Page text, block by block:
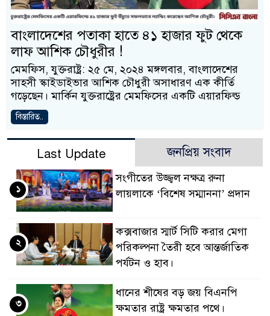
বাংলাদেশের পতাকা হাতে ৪১ হাজার ফুট থেকে
লাফ আশিক চৌধুরীর !
মেমফিস, যুক্তরাষ্ট্র: ২৫ মে, ২০২৪ মঙ্গলবার, বাংলাদেশের
সাহসী স্কাইডাইভার আশিক চৌধুরী অসাধারণ এক কীর্তি
গড়েছেন। মার্কিন যুক্তরাষ্ট্রের মেমফিসের একটি এয়ারফিল্ড
বিস্তারিত..
Last Update জনপ্রিয় সংবাদ
সংগীতের উজ্জ্বল নক্ষত্র রুনা
লায়লাকে ‘বিশেষ সম্মাননা’ প্রদান
১
কক্সবাজার স্মার্ট সিটি করার মেগা
পরিকল্পনা তৈরী হবে আন্তর্জাতিক
পর্যটন ও হাব।
২
ধানের শীষের বড় জয় বিএনপি
ক্ষমতার রাষ্ট্র ক্ষমতার পথে।
৩